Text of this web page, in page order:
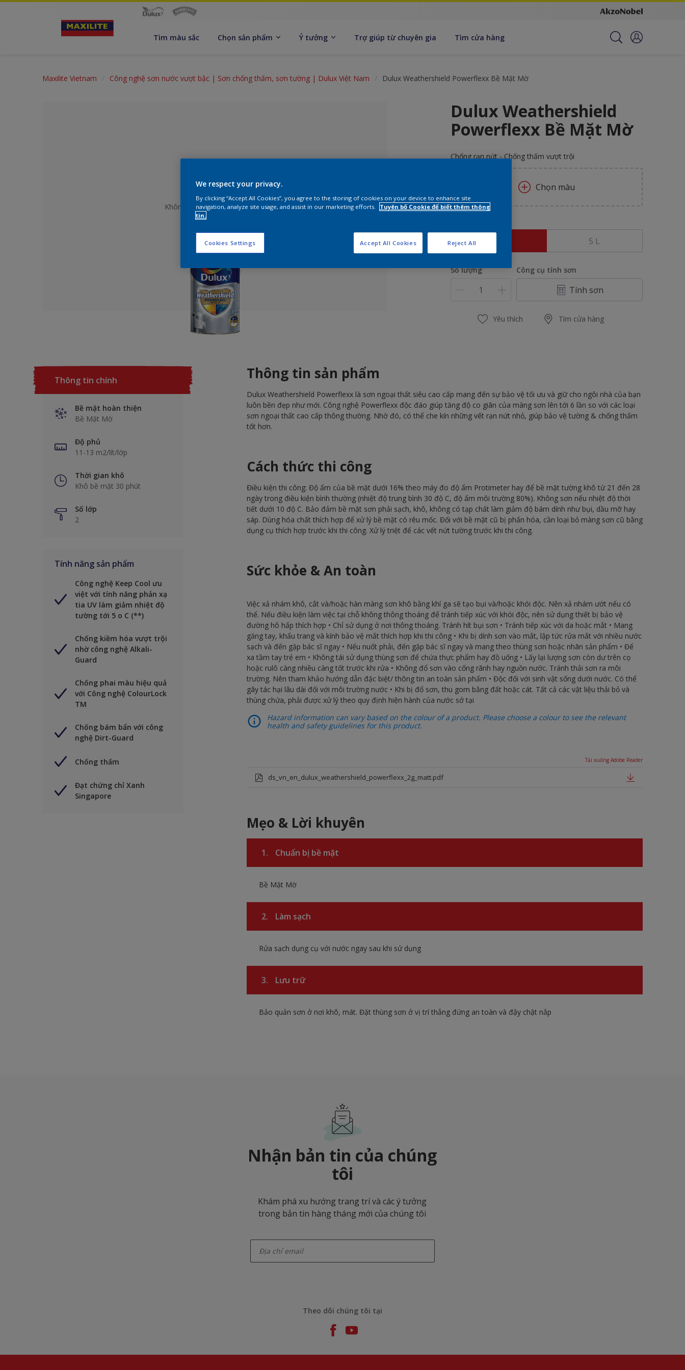
Tìm màu sắc Chọn sản phẩm Ý tưởng Trợ giúp từ chuyên gia Tìm cửa hàng
Maxilite Vietnam Công nghệ sơn nước vượt bậc | Sơn chống thấm, sơn tường | Dulux Việt Nam Dulux Weathershield Powerflexx Bề Mặt Mờ
Không có màu nào được chọn
Dulux Weathershield
Powerflexx Bề Mặt Mờ
Chống rạn nứt - Chống thấm vượt trội
Chọn màu
5 L
Số lượng Công cụ tính sơn
Tính sơn
Yêu thích Tìm cửa hàng
Thông tin chính
Bề mặt hoàn thiện
Bề Mặt Mờ
Độ phủ
11-13 m2/lít/lớp
Thời gian khô
Khô bề mặt 30 phút
Số lớp
2
Tính năng sản phẩm
Công nghệ Keep Cool ưu
việt với tính năng phản xạ
tia UV làm giảm nhiệt độ
tường tới 5 o C (**)
Chống kiềm hóa vượt trội
nhờ công nghệ Alkali-
Guard
Chống phai màu hiệu quả
với Công nghệ ColourLock
TM
Chống bám bẩn với công
nghệ Dirt-Guard
Chống thấm
Đạt chứng chỉ Xanh
Singapore
Thông tin sản phẩm
Dulux Weathershield Powerflexx là sơn ngoại thất siêu cao cấp mang đến sự bảo vệ tối ưu và giữ cho ngôi nhà của bạn
luôn bền đẹp như mới. Công nghệ Powerflexx độc đáo giúp tăng độ co giãn của màng sơn lên tới 6 lần so với các loại
sơn ngoại thất cao cấp thông thường. Nhờ đó, có thể che kín những vết rạn nứt nhỏ, giúp bảo vệ tường & chống thấm
tốt hơn.
Cách thức thi công
Điều kiện thi công: Độ ẩm của bề mặt dưới 16% theo máy đo độ ẩm Protimeter hay để bề mặt tường khô từ 21 đến 28
ngày trong điều kiện bình thường (nhiệt độ trung bình 30 độ C, độ ẩm môi trường 80%). Không sơn nếu nhiệt độ thời
tiết dưới 10 độ C. Bảo đảm bề mặt sơn phải sạch, khô, không có tạp chất làm giảm độ bám dính như bụi, dầu mỡ hay
sáp. Dùng hóa chất thích hợp để xử lý bề mặt có rêu mốc. Đối với bề mặt cũ bị phấn hóa, cần loại bỏ màng sơn cũ bằng
dụng cụ thích hợp trước khi thi công. Xử lý triệt để các vết nứt tường trước khi thi công.
Sức khỏe & An toàn
Việc xả nhám khô, cắt và/hoặc hàn màng sơn khô bằng khí ga sẽ tạo bụi và/hoặc khói độc. Nên xả nhám ướt nếu có
thể. Nếu điều kiện làm việc tại chỗ không thông thoáng để tránh tiếp xúc với khói độc, nên sử dụng thiết bị bảo vệ
đường hô hấp thích hợp • Chỉ sử dụng ở nơi thông thoáng. Tránh hít bụi sơn • Tránh tiếp xúc với da hoặc mắt • Mang
găng tay, khẩu trang và kính bảo vệ mắt thích hợp khi thi công • Khi bị dính sơn vào mắt, lập tức rửa mắt với nhiều nước
sạch và đến gặp bác sĩ ngay • Nếu nuốt phải, đến gặp bác sĩ ngay và mang theo thùng sơn hoặc nhãn sản phẩm • Để
xa tầm tay trẻ em • Không tái sử dụng thùng sơn để chứa thực phẩm hay đồ uống • Lấy lại lượng sơn còn dư trên cọ
hoặc rulô càng nhiều càng tốt trước khi rửa • Không đổ sơn vào cống rãnh hay nguồn nước. Tránh thải sơn ra môi
trường. Nên tham khảo hướng dẫn đặc biệt/ thông tin an toàn sản phẩm • Độc đối với sinh vật sống dưới nước. Có thể
gây tác hại lâu dài đối với môi trường nước • Khi bị đổ sơn, thu gom bằng đất hoặc cát. Tất cả các vật liệu thải bỏ và
thùng chứa, phải được xử lý theo quy định hiện hành của nước sở tại
Hazard information can vary based on the colour of a product. Please choose a colour to see the relevant
health and safety guidelines for this product.
Tải xuống Adobe Reader
ds_vn_en_dulux_weathershield_powerflexx_2g_matt.pdf
Mẹo & Lời khuyên
1. Chuẩn bị bề mặt
Bề Mặt Mờ
2. Làm sạch
Rửa sạch dụng cụ với nước ngay sau khi sử dụng
3. Lưu trữ
Bảo quản sơn ở nơi khô, mát. Đặt thùng sơn ở vị trí thẳng đứng an toàn và đậy chặt nắp
Nhận bản tin của chúng
tôi
Khám phá xu hướng trang trí và các ý tưởng
trong bản tin hàng tháng mới của chúng tôi
Theo dõi chúng tôi tại
We respect your privacy.
By clicking “Accept All Cookies”, you agree to the storing of cookies on your device to enhance site
navigation, analyze site usage, and assist in our marketing efforts.
Tuyên bố Cookie để biết thêm thông
tin.
Cookies Settings Reject All
Accept All Cookies